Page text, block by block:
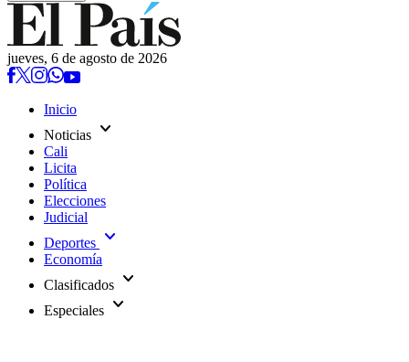
jueves, 6 de agosto de 2026
Inicio
Noticias expand_more
Cali
Licita
Política
Elecciones
Judicial
Deportes expand_more
Economía
Clasificados expand_more
Especiales expand_more